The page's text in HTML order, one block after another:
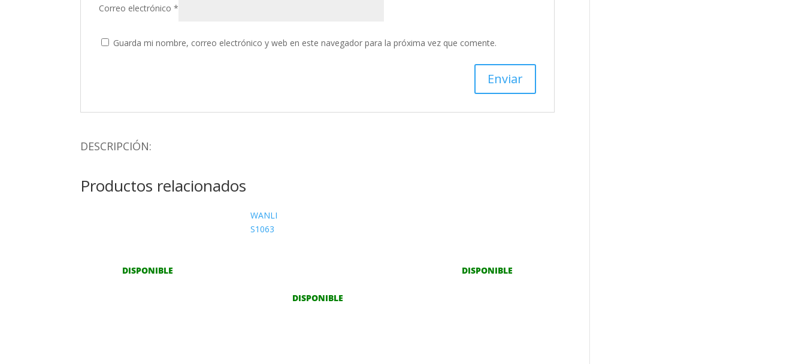
Correo electrónico*
Guarda mi nombre, correo electrónico y web en este navegador para la próxima vez que comente.
DESCRIPCIÓN:
Productos relacionados
DISPONIBLE
WANLI
S1063
DISPONIBLE
DISPONIBLE